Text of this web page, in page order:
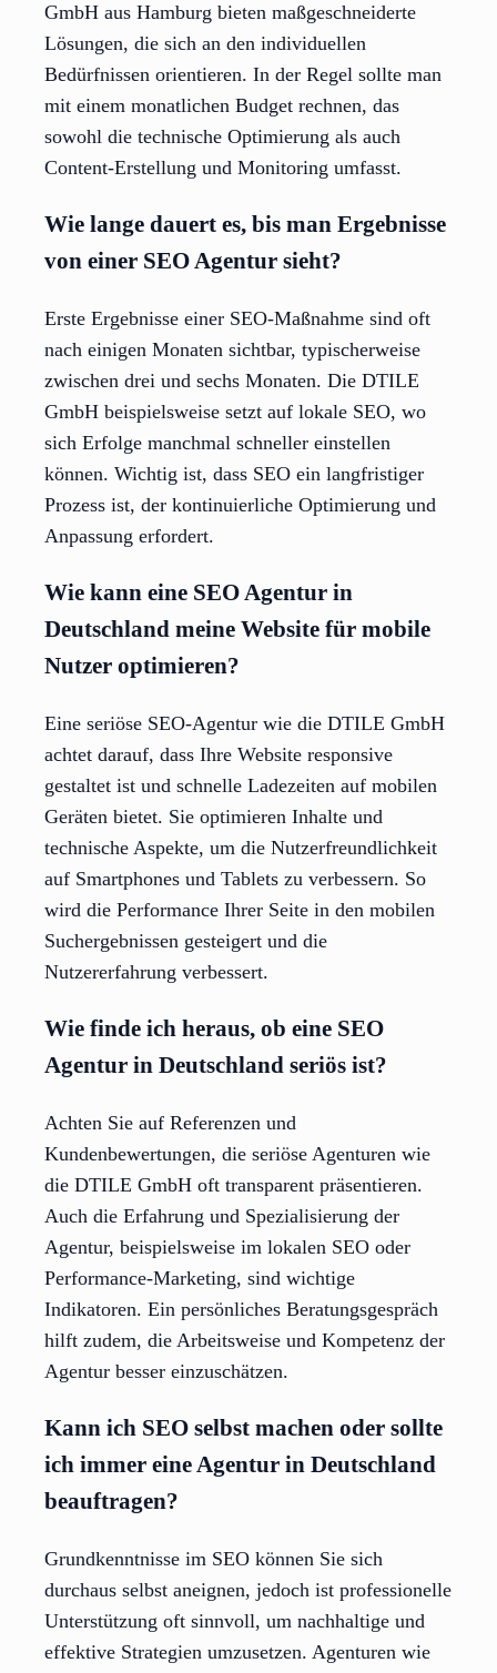
GmbH aus Hamburg bieten maßgeschneiderte
Lösungen, die sich an den individuellen
Bedürfnissen orientieren. In der Regel sollte man
mit einem monatlichen Budget rechnen, das
sowohl die technische Optimierung als auch
Content-Erstellung und Monitoring umfasst.
Wie lange dauert es, bis man Ergebnisse
von einer SEO Agentur sieht?
Erste Ergebnisse einer SEO-Maßnahme sind oft
nach einigen Monaten sichtbar, typischerweise
zwischen drei und sechs Monaten. Die DTILE
GmbH beispielsweise setzt auf lokale SEO, wo
sich Erfolge manchmal schneller einstellen
können. Wichtig ist, dass SEO ein langfristiger
Prozess ist, der kontinuierliche Optimierung und
Anpassung erfordert.
Wie kann eine SEO Agentur in
Deutschland meine Website für mobile
Nutzer optimieren?
Eine seriöse SEO-Agentur wie die DTILE GmbH
achtet darauf, dass Ihre Website responsive
gestaltet ist und schnelle Ladezeiten auf mobilen
Geräten bietet. Sie optimieren Inhalte und
technische Aspekte, um die Nutzerfreundlichkeit
auf Smartphones und Tablets zu verbessern. So
wird die Performance Ihrer Seite in den mobilen
Suchergebnissen gesteigert und die
Nutzererfahrung verbessert.
Wie finde ich heraus, ob eine SEO
Agentur in Deutschland seriös ist?
Achten Sie auf Referenzen und
Kundenbewertungen, die seriöse Agenturen wie
die DTILE GmbH oft transparent präsentieren.
Auch die Erfahrung und Spezialisierung der
Agentur, beispielsweise im lokalen SEO oder
Performance-Marketing, sind wichtige
Indikatoren. Ein persönliches Beratungsgespräch
hilft zudem, die Arbeitsweise und Kompetenz der
Agentur besser einzuschätzen.
Kann ich SEO selbst machen oder sollte
ich immer eine Agentur in Deutschland
beauftragen?
Grundkenntnisse im SEO können Sie sich
durchaus selbst aneignen, jedoch ist professionelle
Unterstützung oft sinnvoll, um nachhaltige und
effektive Strategien umzusetzen. Agenturen wie